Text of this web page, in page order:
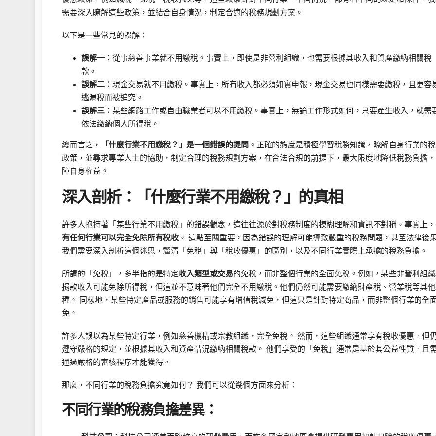
需要深入瞭解這些政策，並結合自身情況，制定合適的稅務規劃方案。
以下是一些常見的誤解：
誤解一： 從事慈善事業就不用繳稅。事實上，即使是非營利組織，也需要根據其收入和資產繳納相關稅
款。
誤解二： 現金交易就不用繳稅。事實上，所有收入都必須如實申報，現金交易也同樣需要繳稅，且更容
逃漏稅而被追究。
誤解三： 某些網路工作或自由職業者可以不用繳稅。事實上，無論工作形式如何，只要產生收入，就需
依法繳納個人所得稅。
總而言之， 「什麼行業不用繳稅？」是一個錯誤的提問 。正確的態度是積極學習稅務知識，瞭解自身行業的
政策，並尋求專業人士的協助，制定合理的稅務規劃方案，在合法合規的前提下，最大限度地降低稅務負擔
障自身權益。
深入剖析：「什麼行業不用繳稅？」的真相
許多人抱持著「某些行業不用繳稅」的錯誤觀念，這往往源於對稅務制度的模糊理解和資訊不對稱。事實上，
有任何行業可以完全免除所有稅收 。 這點至關重要，因為錯誤的理解可能導致嚴重的稅務問題，甚至法律後
我們需要深入剖析這個迷思，釐清「免稅」與「稅收優惠」的區別，以及不同行業實際上承擔的稅務負擔。
所謂的「免稅」，多半指的是特定收入類型或交易的免稅，而非整個行業的全面免稅。例如，某些非營利組
捐款收入可能免除所得稅，但這並不意味著他們完全不用繳稅。他們仍然可能需要繳納財產稅、營業稅等其
種。 同樣地，某些特定產品或服務的銷售可能享有增值稅減免，但這只是針對特定商品，而非整個行業的全
免。
許多人誤以為某些特定行業，例如慈善機構或宗教組織，完全免稅。 然而，這些組織通常享有稅收優惠，但
遵守嚴格的規定，並根據其收入和資產情況繳納相關稅款。 他們享受的「免稅」通常是基於其公益性質，且
通過嚴格的審核程序才能獲得。
那麼，不同行業的稅務負擔究竟如何？ 我們可以從幾個方面來分析：
不同行業的稅務負擔差異：